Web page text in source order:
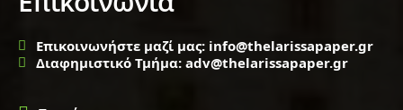
Επικοινωνήστε μαζί μας: info@thelarissapaper.gr
Διαφημιστικό Τμήμα: adv@thelarissapaper.gr